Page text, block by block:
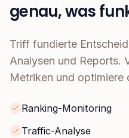
genau, was
Triff fundierte
Analysen und Reports.
Metriken und optimiere
Ranking-Monitoring
Traffic-Analyse